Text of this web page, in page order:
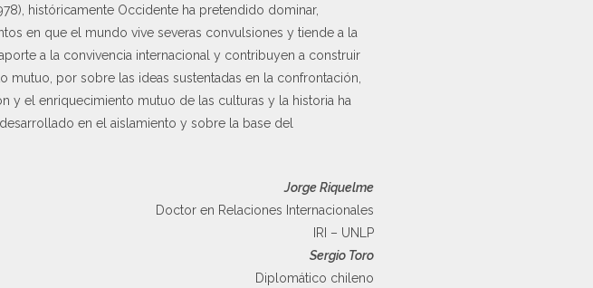
históricamente Occidente ha pretendido dominar,
en que el mundo vive severas convulsiones y tiende a la
a la convivencia internacional y contribuyen a construir
mutuo, por sobre las ideas sustentadas en la confrontación,
y el enriquecimiento mutuo de las culturas y la historia ha
en el aislamiento y sobre la base del
Jorge Riquelme
Doctor en Relaciones Internacionales
IRI – UNLP
Sergio Toro
Diplomático chileno